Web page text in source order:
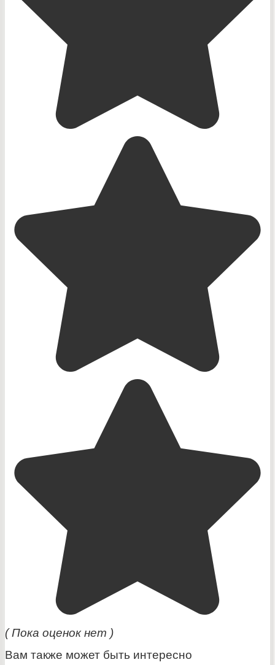
( Пока оценок нет )
Вам также может быть интересно